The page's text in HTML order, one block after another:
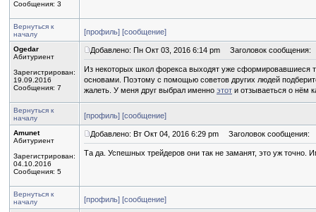
Сообщения: 3
Вернуться к
началу
[профиль] [сообщение]
Ogedar
Абитуриент
Зарегистрирован:
19.09.2016
Сообщения: 7
Добавлено: Пн Окт 03, 2016 6:14 pm Заголовок сообщения:
Из некоторых школ форекса выходят уже сформировавшиеся
основами. Поэтому с помощью советов других людей
жалеть. У меня друг выбрал именно этот и отзываеться о нём
Вернуться к
началу
[профиль] [сообщение]
Amunet
Абитуриент
Зарегистрирован:
04.10.2016
Сообщения: 5
Добавлено: Вт Окт 04, 2016 6:29 pm Заголовок сообщения:
Та да. Успешных трейдеров они так не заманят, это уж точно.
Вернуться к
началу
[профиль] [сообщение]